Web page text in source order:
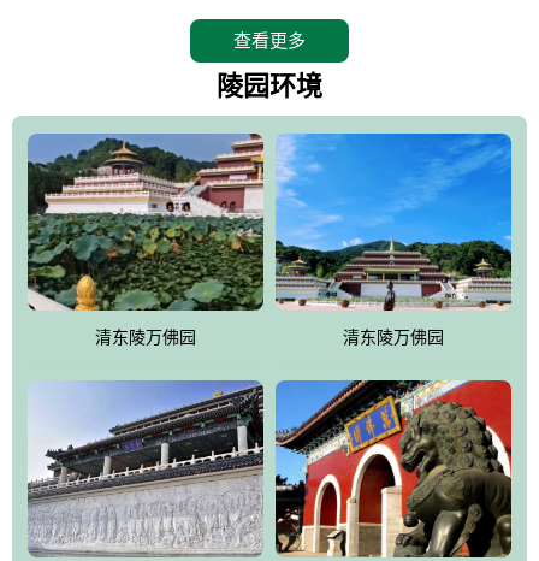
拥有4A级旅游区头衔的花园式陵园，园内建有四星级酒店一座。
万佛园位于遵化市境内，座落在世界文化遗产清东陵地形墙内，地
形绝佳，地理位置优越，交通便利。公司以“建设全国顶级人生后花
园、打造佛教精品旅游圣地”为目标，以海外归侨、国内外知名人士
的墓地安葬、祭祀吊亡并结合旅游参观构成其主要使用功能；以苍
郁绚丽、优雅宜人的园林景观构成其外部形象。通过墓园建设与造
园手法相结合的默契操作，建成一处特色鲜明、服务周全、环境优
美、民族风格突出，与周边文物古迹交相呼应的极具吸引力的花园
式园林。
万佛园工程一期占地448亩，目前完成投资近12亿元人民币，园区采
用全仿古式建筑，寻求与世界文化遗产地清东陵的和谐统一，在园
区建设中寻求陵园建设与景区建设的有机融合，充分发挥独一无二
的地形优势，打造现代艺术园林，建设旅游景观、寺庙、酒店等综
合服务设施，服务于陵园经营，使企业的多元化经营项目相互依
托、相互促进，园区绿化覆盖率达90%。
设计建造各种墓地墓位3万个；主体建筑金宝塔，墓位容量8万个，
查看更多
陵园环境
清东陵万佛园 清东陵万佛园